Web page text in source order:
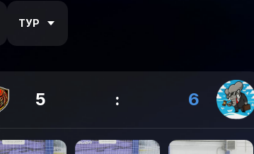
ТУР
5 : 6